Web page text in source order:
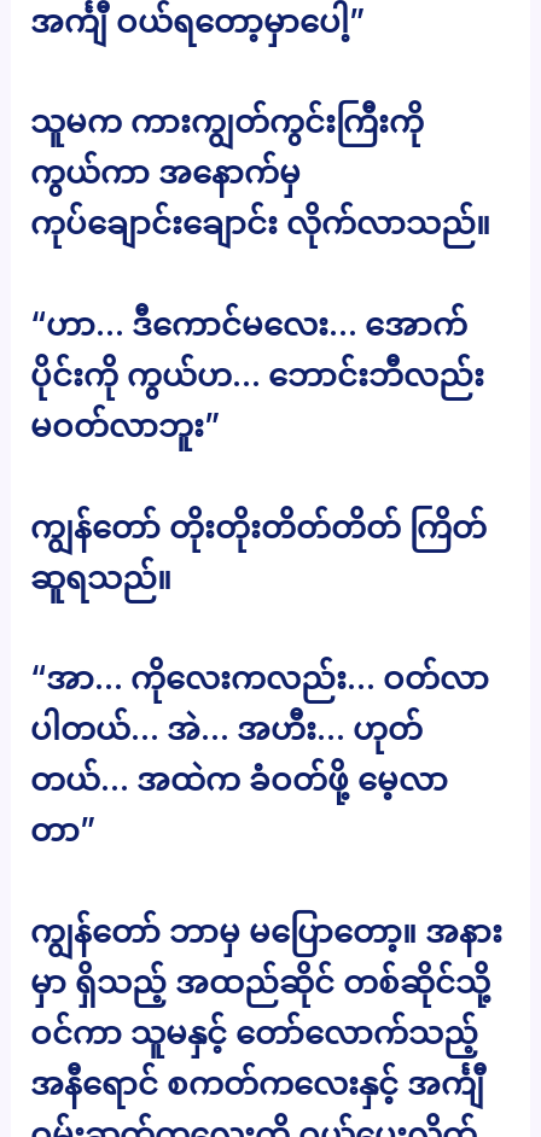
အင်္ကျီ ဝယ်ရတော့မှာပေါ့”
သူမက ကားကျွတ်ကွင်းကြီးကို
ကွယ်ကာ အနောက်မှ
ကုပ်ချောင်းချောင်း လိုက်လာသည်။
“ဟာ… ဒီကောင်မလေး… အောက်
ပိုင်းကို ကွယ်ဟ… ဘောင်းဘီလည်း
မဝတ်လာဘူး”
ကျွန်တော် တိုးတိုးတိတ်တိတ် ကြိတ်
ဆူရသည်။
“အာ… ကိုလေးကလည်း… ဝတ်လာ
ပါတယ်… အဲ… အဟီး… ဟုတ်
တယ်… အထဲက ခံဝတ်ဖို့ မေ့လာ
တာ”
ကျွန်တော် ဘာမှ မပြောတော့။ အနား
မှာ ရှိသည့် အထည်ဆိုင် တစ်ဆိုင်သို့
ဝင်ကာ သူမနှင့် တော်လောက်သည့်
အနီရောင် စကတ်ကလေးနှင့် အင်္ကျီ